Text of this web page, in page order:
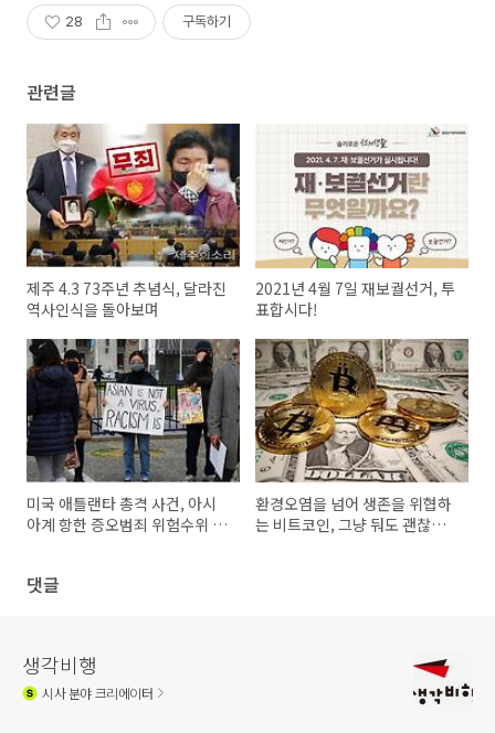
28 구독하기
관련글
제주 4.3 73주년 추념식, 달라진
역사인식을 돌아보며
2021년 4월 7일 재보궐선거, 투
표합시다!
미국 애틀랜타 총격 사건, 아시
아계 항한 증오범죄 위험수위 넘
환경오염을 넘어 생존을 위협하
는 비트코인, 그냥 둬도 괜찮은
댓글
생각비행
시사분야 크리에이터